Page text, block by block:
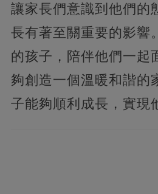
讓家長們意識到他們的
長有著至關重要的影響
的孩子，陪伴他們一起
夠創造一個溫暖和諧的
子能夠順利成長，實現